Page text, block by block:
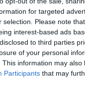
for targeted
selection. Please note
interest-based ads
to third parties
of your personal
This information may
Participants that may
nästan rörande
men i en loop
där så är
har du inte